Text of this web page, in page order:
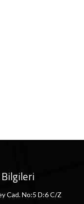
Cad. No:5 D:6 C/Z